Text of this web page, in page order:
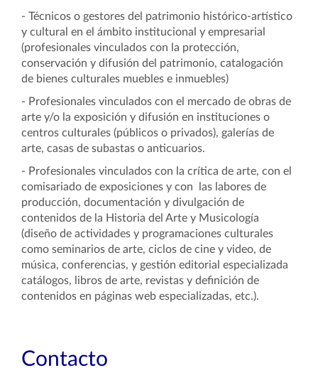
- Técnicos o gestores del patrimonio histórico-artístico
y cultural en el ámbito institucional y empresarial
(profesionales vinculados con la protección,
conservación y difusión del patrimonio, catalogación
de bienes culturales muebles e inmuebles)
- Profesionales vinculados con el mercado de obras de
arte y/o la exposición y difusión en instituciones o
centros culturales (públicos o privados), galerías de
arte, casas de subastas o anticuarios.
- Profesionales vinculados con la crítica de arte, con el
comisariado de exposiciones y con las labores de
producción, documentación y divulgación de
contenidos de la Historia del Arte y Musicología
(diseño de actividades y programaciones culturales
como seminarios de arte, ciclos de cine y video, de
música, conferencias, y gestión editorial especializada
catálogos, libros de arte, revistas y definición de
contenidos en páginas web especializadas, etc.).
Contacto